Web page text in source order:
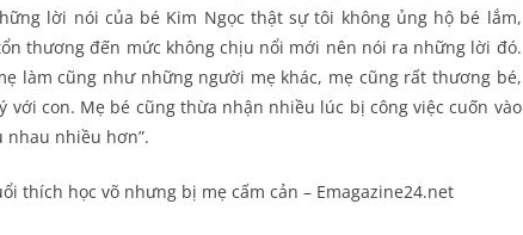
lời nói của bé Kim Ngọc thật sự tôi không ủng hộ bé lắm,
thương đến mức không chịu nổi mới nên nói ra những lời đó.
làm cũng như những người mẹ khác, mẹ cũng rất thương bé,
con. Mẹ bé cũng thừa nhận nhiều lúc bị công việc cuốn vào
nhau nhiều hơn”.